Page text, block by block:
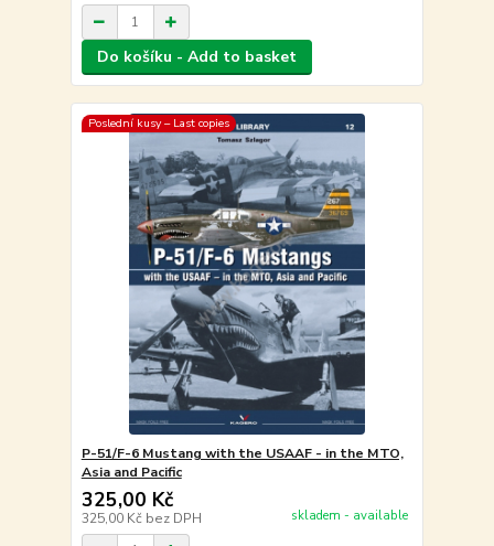
Do košíku - Add to basket
Poslední kusy – Last copies
P-51/F-6 Mustang with the USAAF - in the MTO,
Asia and Pacific
325,00 Kč
325,00 Kč bez DPH skladem - available